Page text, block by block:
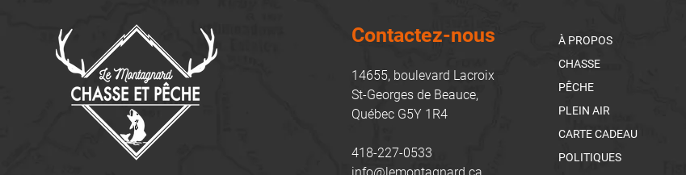
Contactez-nous
14655, boulevard Lacroix
St-Georges de Beauce,
Québec G5Y 1R4
418-227-0533
À PROPOS
CHASSE
PÊCHE
PLEIN AIR
CARTE CADEAU
POLITIQUES